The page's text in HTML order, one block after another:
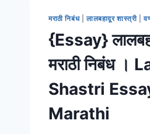
मराठी निबंध| लालबहादूर शास्त्री|
{Essay}
मराठी निबंध ।
Shastri
Marathi